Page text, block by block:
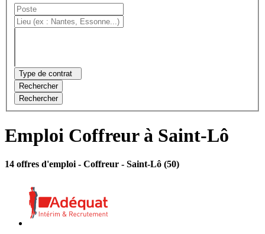
Type de contrat
Rechercher
Rechercher
Emploi Coffreur à Saint-Lô
14 offres d'emploi - Coffreur - Saint-Lô (50)